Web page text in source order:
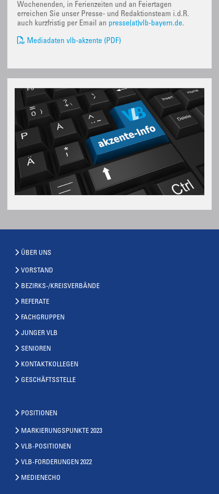
Wochenenden, in Ferienzeiten und an Feiertagen
erreichen Sie unser Presse- und Redaktionsteam i.d.R.
auch kurzfristig per Email an presse(at)vlb-bayern.de.
Mediadaten vlb-akzente (PDF)
ÜBER UNS
VORSTAND
BEZIRKS-/KREISVERBÄNDE
REFERATE
FACHGRUPPEN
JUNGER VLB
SENIOREN
KONTAKTKOLLEGEN
GESCHÄFTSSTELLE
POSITIONEN
MARKIERUNGSPUNKTE 2023
VLB-POSITIONEN
VLB-FORDERUNGEN 2022
MEDIENECHO